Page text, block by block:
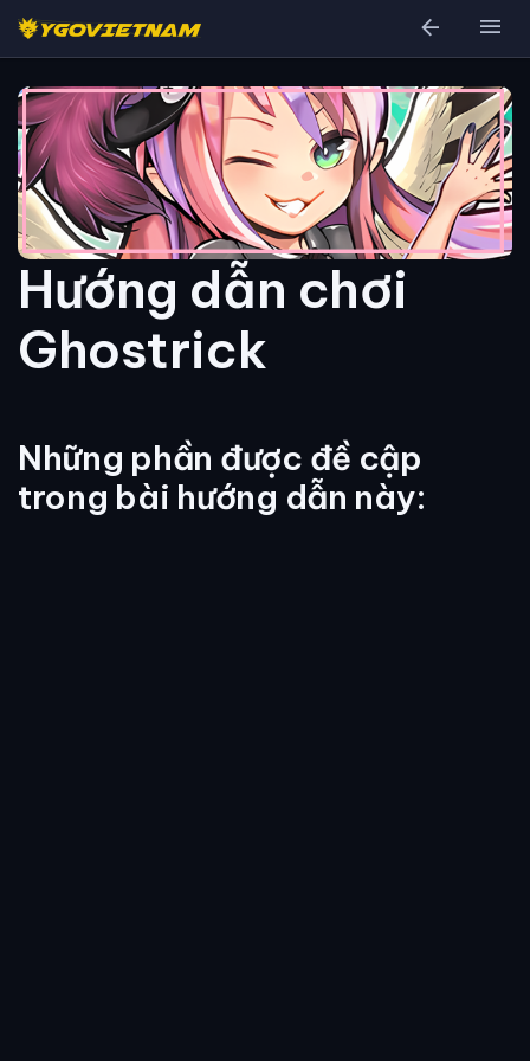
arrow_back menu
Hướng dẫn chơi
Ghostrick
Những phần được đề cập
trong bài hướng dẫn này: